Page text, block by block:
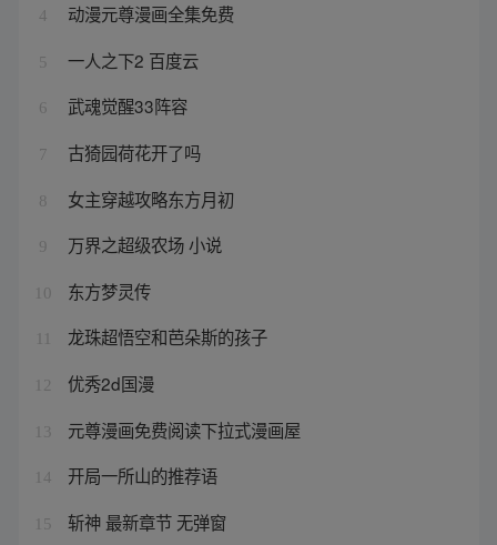
4 动漫元尊漫画全集免费
5 一人之下2 百度云
6 武魂觉醒33阵容
7 古猗园荷花开了吗
8 女主穿越攻略东方月初
9 万界之超级农场 小说
10 东方梦灵传
龙珠超悟空和芭朵斯的孩子
12 优秀2d国漫
13 元尊漫画免费阅读下拉式漫画屋
14 开局一所山的推荐语
15 斩神 最新章节 无弹窗